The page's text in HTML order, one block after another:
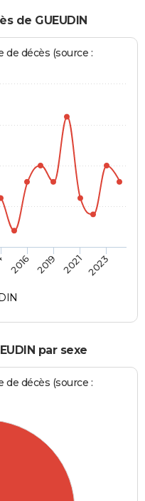
de GUEUDIN
décès (source :
2016 2019 2021 2023
par sexe
décès (source :